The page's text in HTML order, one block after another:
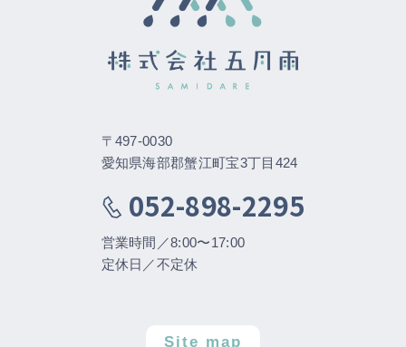
〒497-0030
愛知県海部郡蟹江町宝3丁目424
052-898-2295
営業時間／8:00〜17:00
定休日／不定休
Site map